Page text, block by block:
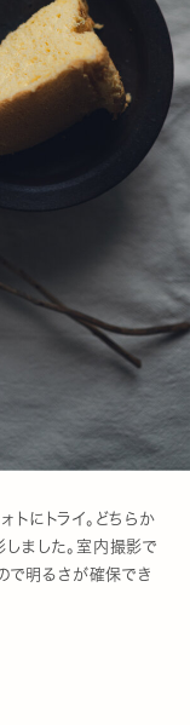
トにトライ。どちらか
ました。室内撮影で
明るさが確保でき